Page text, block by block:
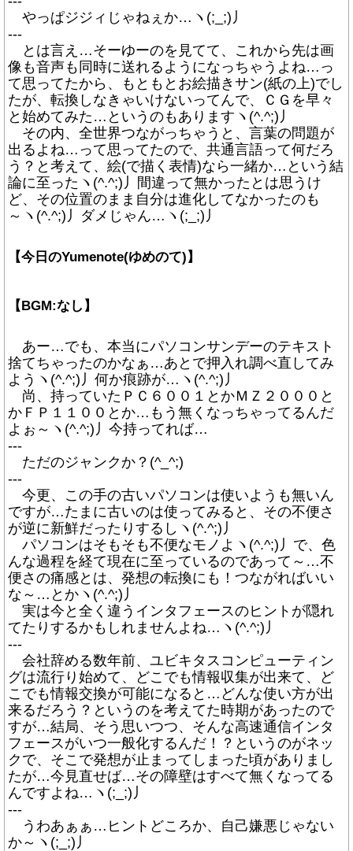
やっぱジジィじゃねぇか…ヽ(;_;)丿
---
とは言え…そーゆーのを見てて、これから先は画
像も音声も同時に送れるようになっちゃうよね…っ
て思ってたから、もともとお絵描きサン(紙の上)でし
たが、転換しなきゃいけないってんで、ＣＧを早々
と始めてみた…というのもありますヽ(^.^;)丿
その内、全世界つながっちゃうと、言葉の問題が
出るよね…って思ってたので、共通言語って何だろ
う？と考えて、絵(で描く表情)なら一緒か…という結
論に至ったヽ(^.^;)丿間違って無かったとは思うけ
ど、その位置のまま自分は進化してなかったのも
～ヽ(^.^;)丿ダメじゃん…ヽ(;_;)丿
【今日のYumenote(ゆめのて)】
【BGM:なし】
あー…でも、本当にパソコンサンデーのテキスト
捨てちゃったのかなぁ…あとで押入れ調べ直してみ
ようヽ(^.^;)丿何か痕跡が…ヽ(^.^;)丿
尚、持っていたＰＣ６００１とかＭＺ２０００と
かＦＰ１１００とか…もう無くなっちゃってるんだ
よぉ～ヽ(^.^;)丿今持ってれば…
---
ただのジャンクか？(^_^;)
---
今更、この手の古いパソコンは使いようも無いん
ですが…たまに古いのは使ってみると、その不便さ
が逆に新鮮だったりするしヽ(^.^;)丿
パソコンはそもそも不便なモノよヽ(^.^;)丿で、色
んな過程を経て現在に至っているのであって～…不
便さの痛感とは、発想の転換にも！つながればいい
な～…とかヽ(^.^;)丿
実は今と全く違うインタフェースのヒントが隠れ
てたりするかもしれませんよね…ヽ(^.^;)丿
---
会社辞める数年前、ユビキタスコンピューティン
グは流行り始めて、どこでも情報収集が出来て、ど
こでも情報交換が可能になると…どんな使い方が出
来るだろう？というのを考えてた時期があったので
すが…結局、そう思いつつ、そんな高速通信インタ
フェースがいつ一般化するんだ！？というのがネッ
クで、そこで発想が止まってしまった頃がありまし
たが…今見直せば…その障壁はすべて無くなってる
んですよね…ヽ(;_;)丿
---
うわあぁぁ…ヒントどころか、自己嫌悪じゃない
か～ヽ(;_;)丿